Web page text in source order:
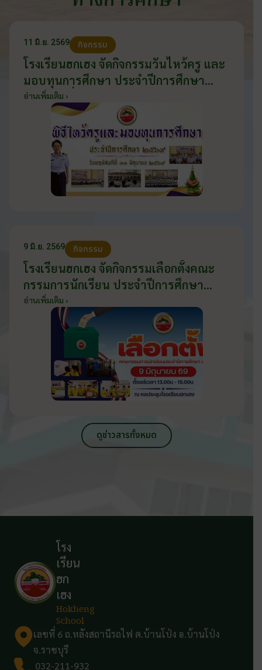
11 มิ.ย. 2569 กิจกรรม
โรงเรียนฮกเฮง จัดกิจกรรมวันไหว้ครู และ
มอบทุนการศึกษา ประจำปีการศึกษา
2569 วันที่ 11 มิถุนายน 2569
อ่านเพิ่มเติม ›
9 มิ.ย. 2569 กิจกรรม
โรงเรียนฮกเฮง จัดกิจกรรมเลือกตั้งคณะ
กรรมการนักเรียน ประจำปีการศึกษา
2569 ส่งเสริมประชาธิปไตยในโรงเรียน
วันที่ 9 มิถุนายน 2569
อ่านเพิ่มเติม ›
ดูข่าวสารทั้งหมด
โรง
เรียน
ฮก
เฮง
Hokheng
School
เลขที่ 6 ถ.หลังสถานีรถไฟ ต.บ้านโป่ง อ.บ้านโป่ง
จ.ราชบุรี
032-211-932